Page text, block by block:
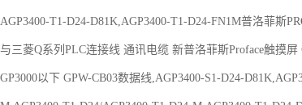
AGP3400-T1-D24-D81K,AGP3400-T1-D24-FN1M普洛菲斯
与三菱Q系列PLC连接线 通讯电缆 新普洛菲斯Proface触摸
GP3000以下 GPW-CB03数据线,AGP3400-S1-D24-